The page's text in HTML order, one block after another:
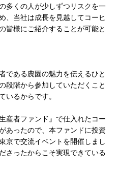
多くの人が少しずつリスクを一
、当社は成長を見越してコーヒ
皆様にご紹介することが可能と
である農園の魅力を伝えるひと
段階から参加していただくこと
いるからです。
産者ファンド』で仕入れたコー
あったので、本ファンドに投資
京で交流イベントを開催しまし
さったからこそ実現できている